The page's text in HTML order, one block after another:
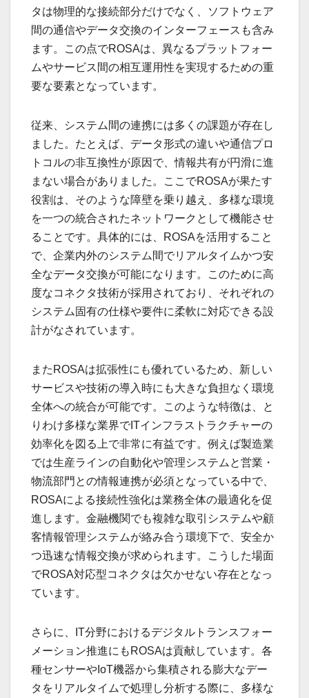
タは物理的な接続部分だけでなく、ソフトウェア
間の通信やデータ交換のインターフェースも含み
ます。この点でROSAは、異なるプラットフォー
ムやサービス間の相互運用性を実現するための重
要な要素となっています。
従来、システム間の連携には多くの課題が存在し
ました。たとえば、データ形式の違いや通信プロ
トコルの非互換性が原因で、情報共有が円滑に進
まない場合がありました。ここでROSAが果たす
役割は、そのような障壁を乗り越え、多様な環境
を一つの統合されたネットワークとして機能させ
ることです。具体的には、ROSAを活用すること
で、企業内外のシステム間でリアルタイムかつ安
全なデータ交換が可能になります。このために高
度なコネクタ技術が採用されており、それぞれの
システム固有の仕様や要件に柔軟に対応できる設
計がなされています。
またROSAは拡張性にも優れているため、新しい
サービスや技術の導入時にも大きな負担なく環境
全体への統合が可能です。このような特徴は、と
りわけ多様な業界でITインフラストラクチャーの
効率化を図る上で非常に有益です。例えば製造業
では生産ラインの自動化や管理システムと営業・
物流部門との情報連携が必須となっている中で、
ROSAによる接続性強化は業務全体の最適化を促
進します。金融機関でも複雑な取引システムや顧
客情報管理システムが絡み合う環境下で、安全か
つ迅速な情報交換が求められます。こうした場面
でROSA対応型コネクタは欠かせない存在となっ
ています。
さらに、IT分野におけるデジタルトランスフォー
メーション推進にもROSAは貢献しています。各
種センサーやIoT機器から集積される膨大なデー
タをリアルタイムで処理し分析する際に、多様な